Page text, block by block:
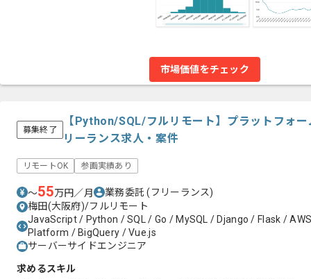
市場価値をチェック
募集終了
【Python/SQL/フルリモート】プラットフォ
リーランス求人・案件
リモートOK 参画実績あり
〜55万円／月 業務委託(フリーランス)
梅田(大阪府)/フルリモート
JavaScript / Python / SQL / Go / MySQL / Django / Flask /
Platform / BigQuery / Vue.js
サーバーサイドエンジニア
求めるスキル